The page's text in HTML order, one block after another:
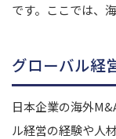
です。ここでは、
グローバル経
日本企業の海外
ル経営の経験や人